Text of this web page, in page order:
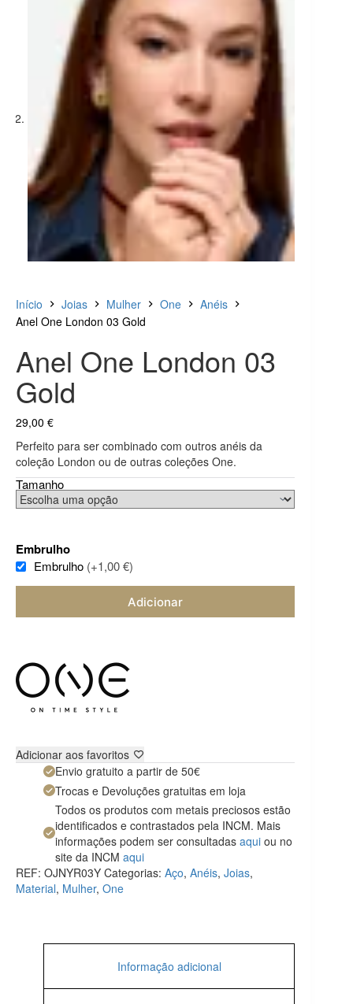
Início Joias Mulher One
Anéis
Anel One London 03 Gold
Anel One London 03
Gold
29,00 €
Perfeito para ser combinado com outros anéis da
coleção London ou de outras coleções One.
Tamanho
Embrulho
Embrulho (+1,00 €)
Adicionar
Adicionar aos favoritos
Envio gratuito a partir de 50€
Trocas e Devoluções gratuitas em loja
Todos os produtos com metais preciosos estão
identificados e contrastados pela INCM. Mais
informações podem ser consultadas aqui ou no
site da INCM aqui
REF: OJNYR03Y Categorias: Aço, Anéis, Joias,
Material, Mulher, One
Informação adicional